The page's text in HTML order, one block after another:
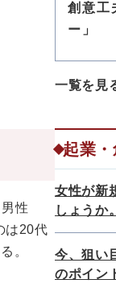
性
は20代
。
創意工
ー」
一覧を見
起業
女性が新
しょうか。
今、狙い
のポイン